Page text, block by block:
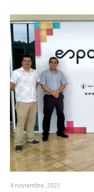
4 noviembre, 2021